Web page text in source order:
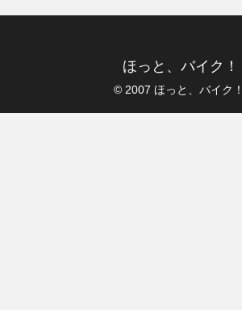
ほっと、バイク！
© 2007 ほっと、バイク！.